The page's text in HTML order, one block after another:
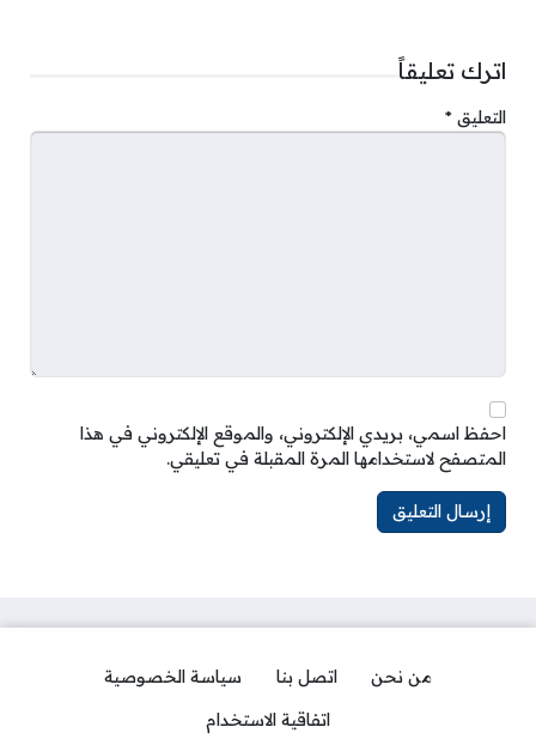
اترك تعليقاً
التعليق *
احفظ اسمي، بريدي الإلكتروني، والموقع الإلكتروني في هذا
المتصفح لاستخدامها المرة المقبلة في تعليقي.
من نحن اتصل بنا
سياسة الخصوصية
اتفاقية الاستخدام